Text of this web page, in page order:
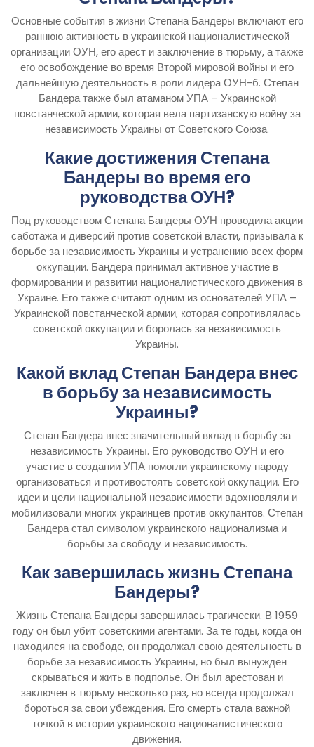
Основные события в жизни Степана Бандеры включают его
раннюю активность в украинской националистической
организации ОУН, его арест и заключение в тюрьму, а также
его освобождение во время Второй мировой войны и его
дальнейшую деятельность в роли лидера ОУН-б. Степан
Бандера также был атаманом УПА – Украинской
повстанческой армии, которая вела партизанскую войну за
независимость Украины от Советского Союза.
Какие достижения Степана
Бандеры во время его
руководства ОУН?
Под руководством Степана Бандеры ОУН проводила акции
саботажа и диверсий против советской власти, призывала к
борьбе за независимость Украины и устранению всех форм
оккупации. Бандера принимал активное участие в
формировании и развитии националистического движения в
Украине. Его также считают одним из основателей УПА –
Украинской повстанческой армии, которая сопротивлялась
советской оккупации и боролась за независимость
Украины.
Какой вклад Степан Бандера внес
в борьбу за независимость
Украины?
Степан Бандера внес значительный вклад в борьбу за
независимость Украины. Его руководство ОУН и его
участие в создании УПА помогли украинскому народу
организоваться и противостоять советской оккупации. Его
идеи и цели национальной независимости вдохновляли и
мобилизовали многих украинцев против оккупантов. Степан
Бандера стал символом украинского национализма и
борьбы за свободу и независимость.
Как завершилась жизнь Степана
Бандеры?
Жизнь Степана Бандеры завершилась трагически. В 1959
году он был убит советскими агентами. За те годы, когда он
находился на свободе, он продолжал свою деятельность в
борьбе за независимость Украины, но был вынужден
скрываться и жить в подполье. Он был арестован и
заключен в тюрьму несколько раз, но всегда продолжал
бороться за свои убеждения. Его смерть стала важной
точкой в истории украинского националистического
движения.